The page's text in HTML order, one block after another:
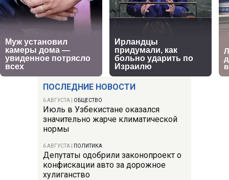
ПОСЛЕДНИЕ НОВОСТИ
6 АВГУСТА ОБЩЕСТВО
Июль в Узбекистане оказался
значительно жарче климатической
нормы
6 АВГУСТА ПОЛИТИКА
Депутаты одобрили законопроект о
конфискации авто за дорожное
хулиганство